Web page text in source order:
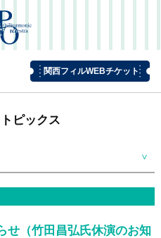
関西フィルWEBチケット
ピックス
せ（竹田昌弘氏休演のお知